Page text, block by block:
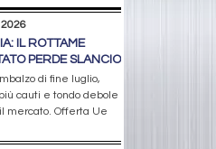
IL ROTTAME
PERDE SLANCIO
di fine luglio,
cauti e tondo debole
mercato. Offerta Ue